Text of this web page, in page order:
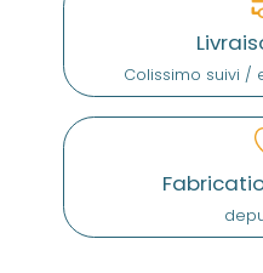
Colissimo suivi /